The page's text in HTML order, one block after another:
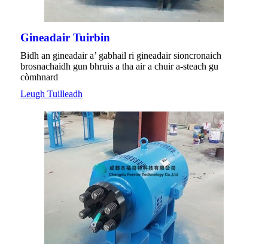
Gineadair Tuirbin
Bidh an gineadair a’ gabhail ri gineadair sioncronaich
brosnachaidh gun bhruis a tha air a chuir a-steach gu
còmhnard
Leugh Tuilleadh